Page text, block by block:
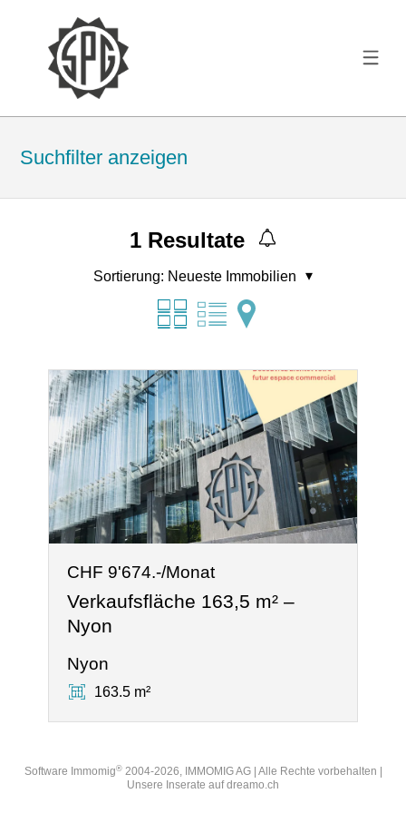
Suchfilter anzeigen
1Resultate
Sortierung: Neueste Immobilien
CHF 9'674.-/Monat
Verkaufsfläche 163,5 m² –
Nyon
Nyon
163.5 m²
Software Immomig®2004-2026, IMMOMIG AG | Alle Rechte vorbehalten |
Unsere Inserate aufdreamo.ch